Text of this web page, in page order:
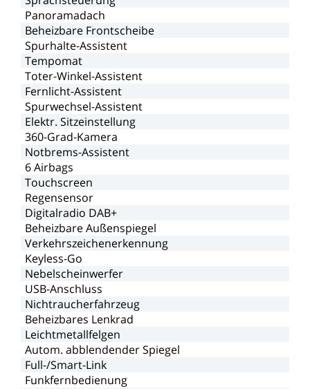
Panoramadach
Beheizbare Frontscheibe
Spurhalte-Assistent
Tempomat
Toter-Winkel-Assistent
Fernlicht-Assistent
Spurwechsel-Assistent
Elektr. Sitzeinstellung
360-Grad-Kamera
Notbrems-Assistent
6Airbags
Touchscreen
Regensensor
Digitalradio DAB+
BeheizbareAußenspiegel
Verkehrszeichenerkennung
Keyless-Go
Nebelscheinwerfer
USB-Anschluss
Nichtraucherfahrzeug
Beheizbares Lenkrad
Leichtmetallfelgen
Autom. abblendenderSpiegel
Full-/Smart-Link
Funkfernbedienung